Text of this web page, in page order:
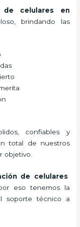
de celulares en
brindando las
confiables y
total de nuestros
objetivo.
de celulares
eso tenemos la
soporte técnico a